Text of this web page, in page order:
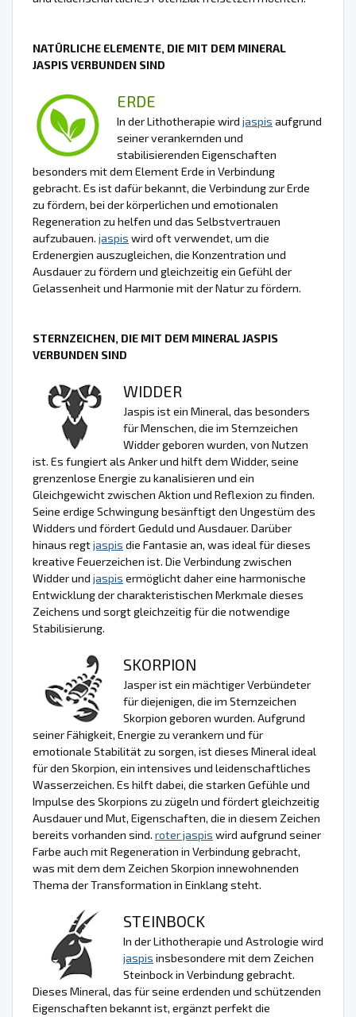
NATÜRLICHE ELEMENTE, DIE MIT DEM MINERAL
JASPIS VERBUNDEN SIND
ERDE
In der Lithotherapie wird jaspis aufgrund
seiner verankernden und
stabilisierenden Eigenschaften
besonders mit dem Element Erde in Verbindung
gebracht. Es ist dafür bekannt, die Verbindung zur Erde
zu fördern, bei der körperlichen und emotionalen
Regeneration zu helfen und das Selbstvertrauen
aufzubauen. jaspis wird oft verwendet, um die
Erdenergien auszugleichen, die Konzentration und
Ausdauer zu fördern und gleichzeitig ein Gefühl der
Gelassenheit und Harmonie mit der Natur zu fördern.
STERNZEICHEN, DIE MIT DEM MINERAL JASPIS
VERBUNDEN SIND
WIDDER
Jaspis ist ein Mineral, das besonders
für Menschen, die im Sternzeichen
Widder geboren wurden, von Nutzen
ist. Es fungiert als Anker und hilft dem Widder, seine
grenzenlose Energie zu kanalisieren und ein
Gleichgewicht zwischen Aktion und Reflexion zu finden.
Seine erdige Schwingung besänftigt den Ungestüm des
Widders und fördert Geduld und Ausdauer. Darüber
hinaus regtjaspis die Fantasie an, was ideal für dieses
kreative Feuerzeichen ist. Die Verbindung zwischen
Widder und jaspis ermöglicht daher eine harmonische
Entwicklung der charakteristischen Merkmale dieses
Zeichens und sorgt gleichzeitig für die notwendige
Stabilisierung.
SKORPION
Jasper ist ein mächtiger Verbündeter
für diejenigen, die im Sternzeichen
Skorpion geboren wurden. Aufgrund
seiner Fähigkeit, Energie zu verankern und für
emotionale Stabilität zu sorgen, ist dieses Mineral ideal
für den Skorpion, ein intensives und leidenschaftliches
Wasserzeichen. Es hilft dabei, die starken Gefühle und
Impulse des Skorpions zu zügeln und fördert gleichzeitig
Ausdauer und Mut, Eigenschaften, die in diesem Zeichen
bereits vorhanden sind. roter jaspis wird aufgrund seiner
Farbe auch mit Regeneration in Verbindung gebracht,
was mit dem dem Zeichen Skorpion innewohnenden
Thema der Transformation in Einklang steht.
STEINBOCK
In der Lithotherapie und Astrologie wird
jaspis insbesondere mit dem Zeichen
Steinbock in Verbindung gebracht.
Dieses Mineral, das für seine erdenden und schützenden
Eigenschaften bekannt ist, ergänzt perfekt die